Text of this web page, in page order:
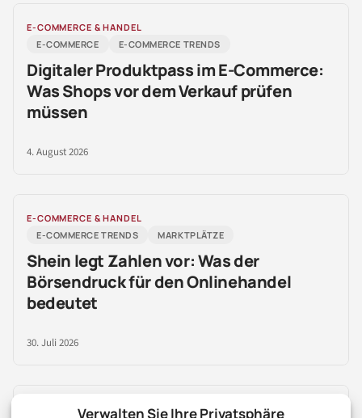
Verwalten Sie Ihre Privatsphäre
E-COMMERCE & HANDEL
E-COMMERCE
E-COMMERCE TRENDS
Digitaler Produktpass im E-Commerce:
Was Shops vor dem Verkauf prüfen
müssen
4. August 2026
E-COMMERCE & HANDEL
E-COMMERCE TRENDS
MARKTPLÄTZE
Shein legt Zahlen vor: Was der
Börsendruck für den Onlinehandel
bedeutet
30. Juli 2026
E-COMMERCE & HANDEL